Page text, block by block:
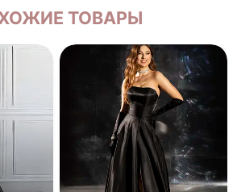
ТОВАРЫ